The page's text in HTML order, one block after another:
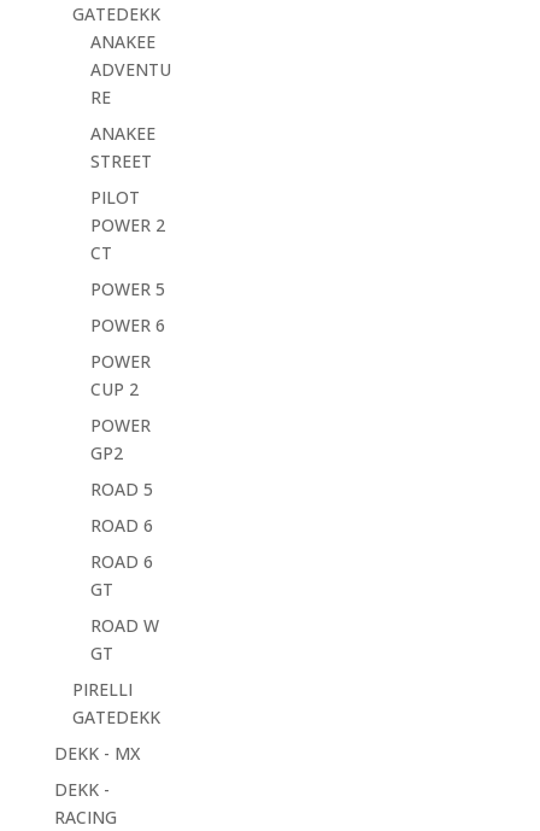
GATEDEKK
ANAKEE
ADVENTU
RE
ANAKEE
STREET
PILOT
POWER 2
CT
POWER 5
POWER 6
POWER
CUP 2
POWER
GP2
ROAD 5
ROAD 6
ROAD 6
GT
ROAD W
GT
PIRELLI
GATEDEKK
DEKK - MX
DEKK -
RACING